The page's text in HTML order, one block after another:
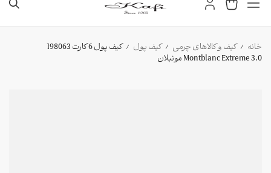
خانه / کیف و کالاهای چرمی / کیف پول /
کیف پول 6 کارت 198063
Montblanc Extreme 3.0 مونبلان